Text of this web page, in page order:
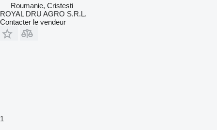
Roumanie, Cristesti
ROYAL DRU AGRO S.R.L.
Contacter le vendeur
1